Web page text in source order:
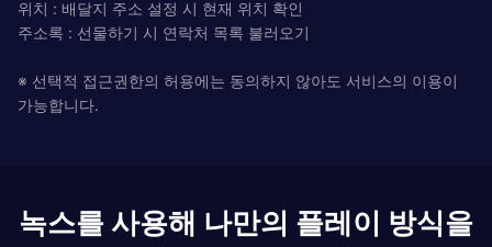
위치 : 배달지 주소 설정 시 현재 위치 확인
주소록 : 선물하기 시 연락처 목록 불러오기
※ 선택적 접근권한의 허용에는 동의하지 않아도 서비스의 이용이
가능합니다.
녹스를 사용해 나만의 플레이 방식을